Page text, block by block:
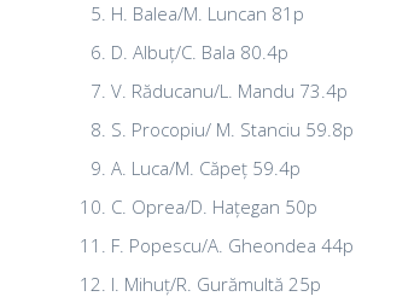
H. Balea/M. Luncan 81p
D. Albuț/C. Bala 80.4p
V. Răducanu/L. Mandu 73.4p
S. Procopiu/ M. Stanciu 59.8p
A. Luca/M. Căpeț 59.4p
C. Oprea/D. Hațegan 50p
F. Popescu/A. Gheondea 44p
I. Mihuț/R. Gurămultă 25p